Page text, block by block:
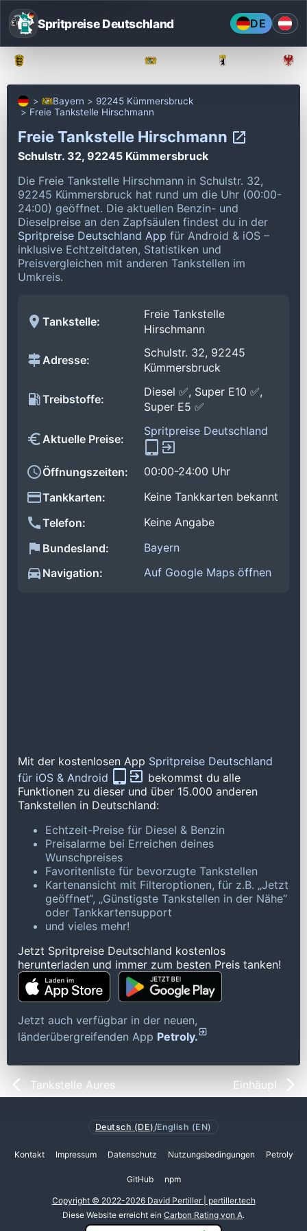
Spritpreise Deutschland DE
Bayern
92245 Kümmersbruck
Freie Tankstelle Hirschmann
Freie Tankstelle Hirschmann
Schulstr. 32, 92245 Kümmersbruck
Die Freie Tankstelle Hirschmann in Schulstr. 32,
92245 Kümmersbruck hat rund um die Uhr (00:00-
24:00) geöffnet. Die aktuellen Benzin- und
Dieselpreise an den Zapfsäulen findest du in der
Spritpreise Deutschland App für Android & iOS –
inklusive Echtzeitdaten, Statistiken und
Preisvergleichen mit anderen Tankstellen im
Umkreis.
Tankstelle:
Freie Tankstelle
Hirschmann
Adresse:
Schulstr. 32, 92245
Kümmersbruck
Treibstoffe:
Diesel ✅, Super E10 ✅,
Super E5 ✅
Aktuelle Preise:
Spritpreise Deutschland
Öffnungszeiten:
00:00-24:00 Uhr
Tankkarten:
Keine Tankkarten bekannt
Telefon:
Keine Angabe
Bundesland:
Bayern
Navigation:
Auf Google Maps öffnen
Mit der kostenlosen App Spritpreise Deutschland
für iOS & Android
bekommst du alle
Funktionen zu dieser und über 15.000 anderen
Tankstellen in Deutschland:
Echtzeit-Preise für Diesel & Benzin
Preisalarme bei Erreichen deines
Wunschpreises
Favoritenliste für bevorzugte Tankstellen
Kartenansicht mit Filteroptionen, für z.B. „Jetzt
geöffnet“, „Günstigste Tankstellen in der Nähe“
oder Tankkartensupport
und vieles mehr!
Jetzt Spritpreise Deutschland kostenlos
herunterladen und immer zum besten Preis tanken!
Jetzt auch verfügbar in der neuen,
länderübergreifenden App Petroly.
Tankstelle Aures Einhäupl
Deutsch (DE) /English (EN)
Kontakt Impressum Datenschutz Nutzungsbedingungen Petroly
GitHub npm
Copyright © 2022-2026 David Pertiller | pertiller.tech
Diese Website erreicht ein Carbon Rating von A.